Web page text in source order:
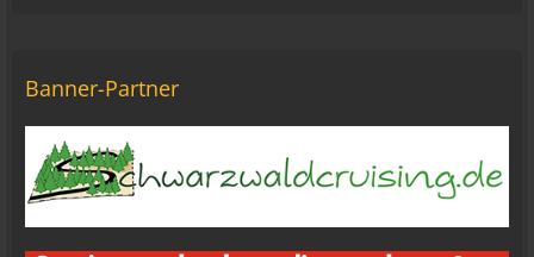
Tom Nowak
So liebe Bikerbrüder und - brüderinnen, ich bin
jetzt da!
Banner-Partner